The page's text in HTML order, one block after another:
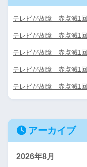
テレビが故障 赤点滅1回
テレビが故障 赤点滅1回
テレビが故障 赤点滅1回
テレビが故障 赤点滅1回
テレビが故障 赤点滅1回
アーカイブ
2026年8月